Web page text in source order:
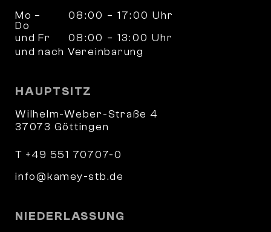
Mo –
Do
08:00 – 17:00 Uhr
und Fr
08:00 – 13:00 Uhr
und nach Vereinbarung
HAUPTSITZ
Wilhelm-Weber-Straße 4
37073 Göttingen
T +49 551 70707-0
info@kamey-stb.de
NIEDERLASSUNG